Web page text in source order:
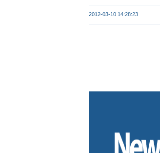
2012-03-10 14:28:23